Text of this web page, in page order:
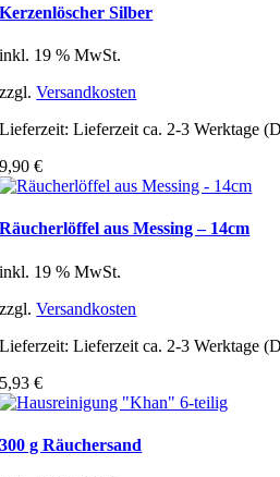
Kerzenlöscher Silber
inkl. 19 % MwSt.
zzgl.Versandkosten
Lieferzeit:Lieferzeit ca. 2-3 Werktage
9,90€
Räucherlöffel aus Messing – 14cm
inkl. 19 % MwSt.
zzgl.Versandkosten
Lieferzeit:Lieferzeit ca. 2-3 Werktage
5,93€
300 g Räuchersand